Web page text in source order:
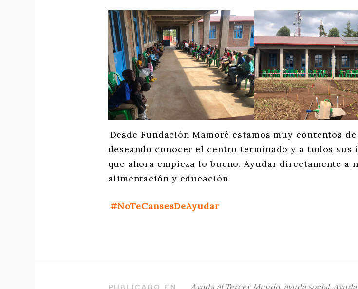
Desde Fundación Mamoré estamos muy contentos
deseando conocer el centro terminado y a todos
que ahora empieza lo bueno. Ayudar directamente a
alimentación y educación.
#NoTeCansesDeAyudar
PUBLICADO EN Ayuda al Tercer Mundo, ayuda social,